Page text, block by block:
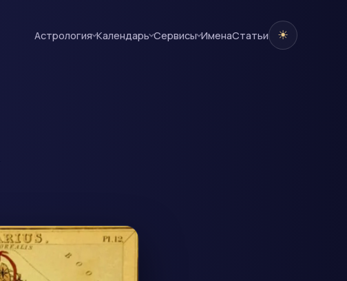
Астрология Календарь Сервисы ИменаCтатьи ☀